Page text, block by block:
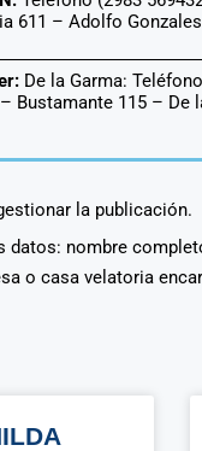
611 – Adolfo
De la Garma:
Bustamante 115 – De
la publicación.
datos: nombre
o casa velatoria